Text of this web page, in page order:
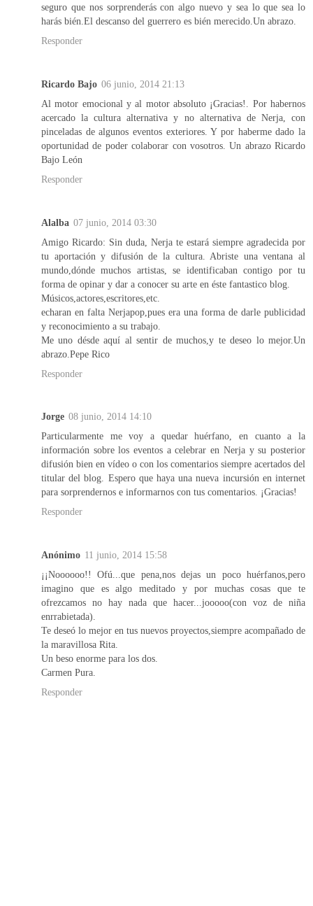
seguro que nos sorprenderás con algo nuevo y sea lo que sea lo
harás bién.El descanso del guerrero es bién merecido.Un abrazo.
Responder
Ricardo Bajo 06 junio, 2014 21:13
Al motor emocional y al motor absoluto ¡Gracias!. Por habernos
acercado la cultura alternativa y no alternativa de Nerja, con
pinceladas de algunos eventos exteriores. Y por haberme dado la
oportunidad de poder colaborar con vosotros. Un abrazo Ricardo
Bajo León
Responder
Alalba 07 junio, 2014 03:30
Amigo Ricardo: Sin duda, Nerja te estará siempre agradecida por
tu aportación y difusión de la cultura. Abriste una ventana al
mundo,dónde muchos artistas, se identificaban contigo por tu
forma de opinar y dar a conocer su arte en éste fantastico blog.
Músicos,actores,escritores,etc.
echaran en falta Nerjapop,pues era una forma de darle publicidad
y reconocimiento a su trabajo.
Me uno désde aquí al sentir de muchos,y te deseo lo mejor.Un
abrazo.Pepe Rico
Responder
Jorge 08 junio, 2014 14:10
Particularmente me voy a quedar huérfano, en cuanto a la
información sobre los eventos a celebrar en Nerja y su posterior
difusión bien en vídeo o con los comentarios siempre acertados del
titular del blog. Espero que haya una nueva incursión en internet
para sorprendernos e informarnos con tus comentarios. ¡Gracias!
Responder
Anónimo 11 junio, 2014 15:58
¡¡Noooooo!! Ofú...que pena,nos dejas un poco huérfanos,pero
imagino que es algo meditado y por muchas cosas que te
ofrezcamos no hay nada que hacer...jooooo(con voz de niña
enrrabietada).
Te deseó lo mejor en tus nuevos proyectos,siempre acompañado de
la maravillosa Rita.
Un beso enorme para los dos.
Carmen Pura.
Responder